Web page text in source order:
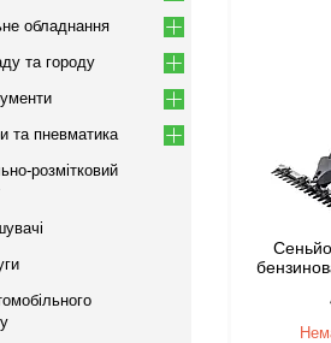
обладнання
та городу
та пневматика
розмітковий